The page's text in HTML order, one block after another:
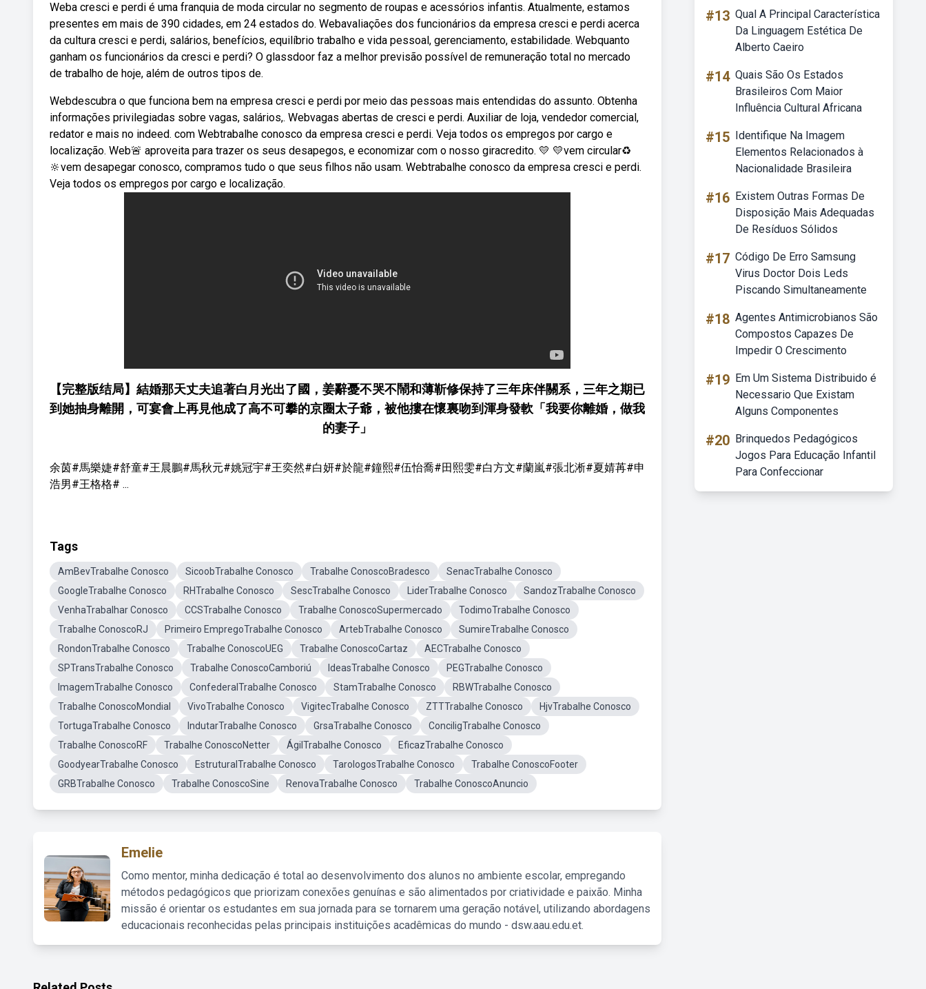
Weba cresci e perdi é uma franquia de moda circular no segmento de roupas e acessórios infantis. Atualmente, estamos
presentes em mais de 390 cidades, em 24 estados do. Webavaliações dos funcionários da empresa cresci e perdi acerca
da cultura cresci e perdi, salários, benefícios, equilíbrio trabalho e vida pessoal, gerenciamento, estabilidade. Webquanto
ganham os funcionários da cresci e perdi? O glassdoor faz a melhor previsão possível de remuneração total no mercado
de trabalho de hoje, além de outros tipos de.
Webdescubra o que funciona bem na empresa cresci e perdi por meio das pessoas mais entendidas do assunto. Obtenha
informações privilegiadas sobre vagas, salários,. Webvagas abertas de cresci e perdi. Auxiliar de loja, vendedor comercial,
redator e mais no indeed. com Webtrabalhe conosco da empresa cresci e perdi. Veja todos os empregos por cargo e
localização. Web🚨 aproveita para trazer os seus desapegos, e economizar com o nosso giracredito. 💛 💛vem circular♻️
🔆vem desapegar conosco, compramos tudo o que seus filhos não usam. Webtrabalhe conosco da empresa cresci e perdi.
Veja todos os empregos por cargo e localização.
【完整版结局】結婚那天丈夫追著白月光出了國，姜辭憂不哭不鬧和薄靳修保持了三年床伴關系，三年之期已
到她抽身離開，可宴會上再見他成了高不可攀的京圈太子爺，被他摟在懷裏吻到渾身發軟「我要你離婚，做我
的妻子」
余茵#馬樂婕#舒童#王晨鵬#馬秋元#姚冠宇#王奕然#白妍#於龍#鐘熙#伍怡喬#田熙雯#白方文#蘭嵐#張北淅#夏婧苒#申
浩男#王格格# ...
Tags
AmBevTrabalhe Conosco SicoobTrabalhe Conosco Trabalhe ConoscoBradesco
SenacTrabalhe Conosco
GoogleTrabalhe Conosco
RHTrabalhe Conosco SescTrabalhe Conosco LiderTrabalhe Conosco
SandozTrabalhe Conosco
VenhaTrabalhar Conosco
CCSTrabalhe Conosco Trabalhe ConoscoSupermercado
TodimoTrabalhe Conosco
Trabalhe ConoscoRJ
Primeiro EmpregoTrabalhe Conosco ArtebTrabalhe Conosco
SumireTrabalhe Conosco
RondonTrabalhe Conosco
Trabalhe ConoscoUEG Trabalhe ConoscoCartaz
AECTrabalhe Conosco
SPTransTrabalhe Conosco
Trabalhe ConoscoCamboriú IdeasTrabalhe Conosco
PEGTrabalhe Conosco
ImagemTrabalhe Conosco
ConfederalTrabalhe Conosco StamTrabalhe Conosco
RBWTrabalhe Conosco
Trabalhe ConoscoMondial
VivoTrabalhe Conosco VigitecTrabalhe Conosco ZTTTrabalhe Conosco
HjvTrabalhe Conosco
TortugaTrabalhe Conosco
IndutarTrabalhe Conosco GrsaTrabalhe Conosco
ConciligTrabalhe Conosco
Trabalhe ConoscoRF
Trabalhe ConoscoNetter ÁgilTrabalhe Conosco
EficazTrabalhe Conosco
GoodyearTrabalhe Conosco
EstruturalTrabalhe Conosco TarologosTrabalhe Conosco
Trabalhe ConoscoFooter
GRBTrabalhe Conosco
Trabalhe ConoscoSine RenovaTrabalhe Conosco Trabalhe ConoscoAnuncio
Emelie
Como mentor, minha dedicação é total ao desenvolvimento dos alunos no ambiente escolar, empregando
métodos pedagógicos que priorizam conexões genuínas e são alimentados por criatividade e paixão. Minha
missão é orientar os estudantes em sua jornada para se tornarem uma geração notável, utilizando abordagens
educacionais reconhecidas pelas principais instituições acadêmicas do mundo - dsw.aau.edu.et.
#13 Qual A Principal Característica
Da Linguagem Estética De
Alberto Caeiro
#14 Quais São Os Estados
Brasileiros Com Maior
Influência Cultural Africana
#15 Identifique Na Imagem
Elementos Relacionados à
Nacionalidade Brasileira
#16 Existem Outras Formas De
Disposição Mais Adequadas
De Resíduos Sólidos
#17 Código De Erro Samsung
Virus Doctor Dois Leds
Piscando Simultaneamente
#18 Agentes Antimicrobianos São
Compostos Capazes De
Impedir O Crescimento
#19 Em Um Sistema Distribuido é
Necessario Que Existam
Alguns Componentes
#20 Brinquedos Pedagógicos
Jogos Para Educação Infantil
Para Confeccionar